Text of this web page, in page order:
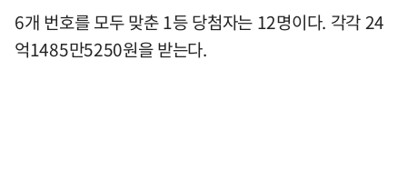
6개 번호를 모두 맞춘 1등 당첨자는 12명이다. 각각 24
억1485만5250원을 받는다.